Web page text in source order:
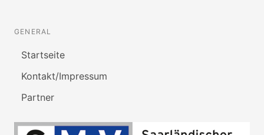
GENERAL
Startseite
Kontakt/Impressum
Partner